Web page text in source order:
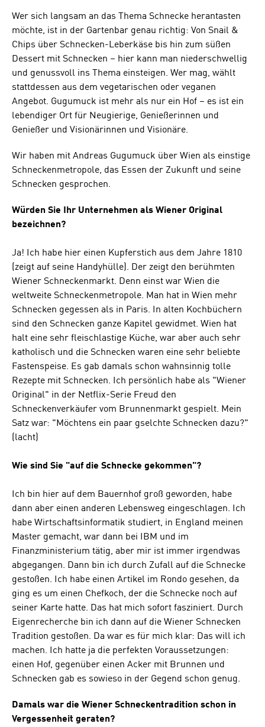
Wer sich langsam an das Thema Schnecke herantasten
möchte, ist in der Gartenbar genau richtig: Von Snail &
Chips über Schnecken-Leberkäse bis hin zum süßen
Dessert mit Schnecken – hier kann man niederschwellig
und genussvoll ins Thema einsteigen. Wer mag, wählt
stattdessen aus dem vegetarischen oder veganen
Angebot. Gugumuck ist mehr als nur ein Hof – es ist ein
lebendiger Ort für Neugierige, Genießerinnen und
Genießer und Visionärinnen und Visionäre.
Wir haben mit Andreas Gugumuck über Wien als einstige
Schneckenmetropole, das Essen der Zukunft und seine
Schnecken gesprochen.
Würden Sie Ihr Unternehmen als Wiener Original
bezeichnen?
Ja! Ich habe hier einen Kupferstich aus dem Jahre 1810
(zeigt auf seine Handyhülle). Der zeigt den berühmten
Wiener Schneckenmarkt. Denn einst war Wien die
weltweite Schneckenmetropole. Man hat in Wien mehr
Schnecken gegessen als in Paris. In alten Kochbüchern
sind den Schnecken ganze Kapitel gewidmet. Wien hat
halt eine sehr fleischlastige Küche, war aber auch sehr
katholisch und die Schnecken waren eine sehr beliebte
Fastenspeise. Es gab damals schon wahnsinnig tolle
Rezepte mit Schnecken. Ich persönlich habe als "Wiener
Original" in der Netflix-Serie Freud den
Schneckenverkäufer vom Brunnenmarkt gespielt. Mein
Satz war: "Möchtens ein paar gselchte Schnecken dazu?"
(lacht)
Wie sind Sie "auf die Schnecke gekommen"?
Ich bin hier auf dem Bauernhof groß geworden, habe
dann aber einen anderen Lebensweg eingeschlagen. Ich
habe Wirtschaftsinformatik studiert, in England meinen
Master gemacht, war dann bei IBM und im
Finanzministerium tätig, aber mir ist immer irgendwas
abgegangen. Dann bin ich durch Zufall auf die Schnecke
gestoßen. Ich habe einen Artikel im Rondo gesehen, da
ging es um einen Chefkoch, der die Schnecke noch auf
seiner Karte hatte. Das hat mich sofort fasziniert. Durch
Eigenrecherche bin ich dann auf die Wiener Schnecken
Tradition gestoßen. Da war es für mich klar: Das will ich
machen. Ich hatte ja die perfekten Voraussetzungen:
einen Hof, gegenüber einen Acker mit Brunnen und
Schnecken gab es sowieso in der Gegend schon genug.
Damals war die Wiener Schneckentradition schon in
Vergessenheit geraten?